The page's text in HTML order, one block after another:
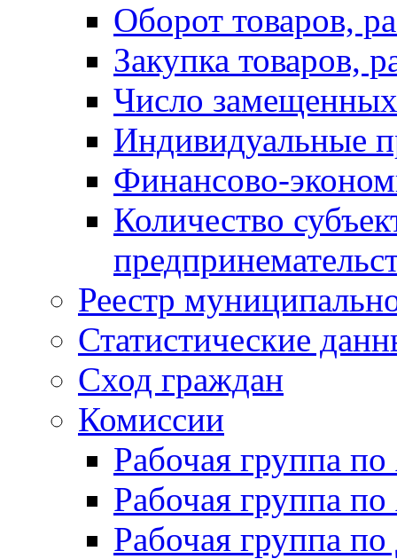
Оборот товаров,
Закупка товаров,
Число
Индивидуальные
Финансово-
Количество
Реестр
Статистические
Сход граждан
Комиссии
Рабочая группа
Рабочая группа
Рабочая группа